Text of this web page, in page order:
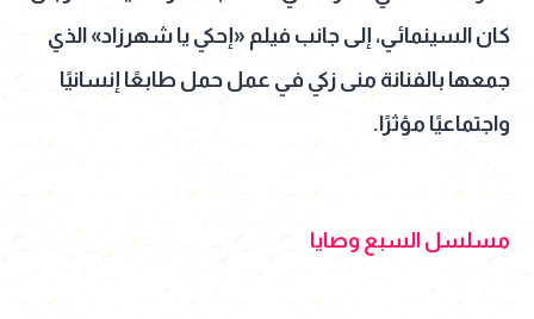
كان السينمائي، إلى جانب فيلم «إحكي يا شهرزاد» الذي
جمعها بالفنانة منى زكي في عمل حمل طابعًا إنسانيًا
واجتماعيًا مؤثرًا.
مسلسل السبع وصايا